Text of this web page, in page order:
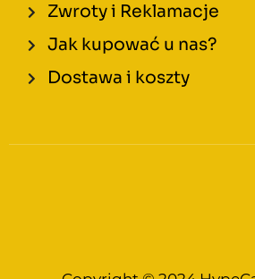
Zwroty i Reklamacje
Jak kupować u nas?
Dostawa i koszty